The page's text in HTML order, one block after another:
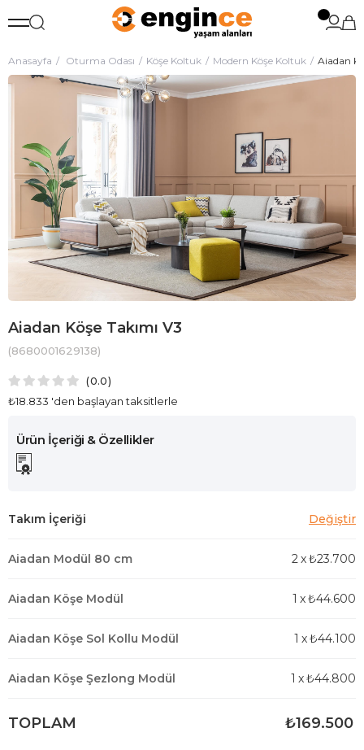
Anasayfa Oturma Odası Köşe Koltuk Modern Köşe Koltuk Aiadan
Aiadan Köşe Takımı V3
(8680001629138)
0.0
₺18.833 'den başlayan taksitlerle
Aiadan Modül 80 cm 2x₺23.700
Aiadan Köşe Modül 1 x₺44.600
Aiadan Köşe Sol Kollu Modül 1 x₺44.100
Aiadan Köşe Şezlong Modül 1 x₺44.800
TOPLAM ₺169.500